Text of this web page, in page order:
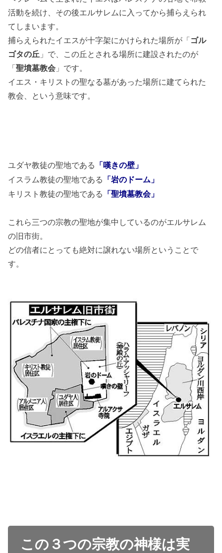
活動を続け、その後エルサレムに入ってから捕らえられ
てしまいます。
捕らえられたイエスが十字架にかけられた場所が「 ゴル
ゴタの丘 」で、この丘とされる場所に建設されたのが
「聖墳墓教会 」です。
イエス・キリストの聖なる墓があった場所に建てられた
教会、という意味です。
ユダヤ教徒の聖地である 「嘆きの壁」
イスラム教徒の聖地である 「岩のドーム」
キリスト教徒の聖地である 「聖墳墓教会」
これら三つの宗教の聖地が集中しているのがエルサレム
の旧市街。
どの信者にとっても絶対に譲れない場所ということで
す。
この３つの宗教の神様は実